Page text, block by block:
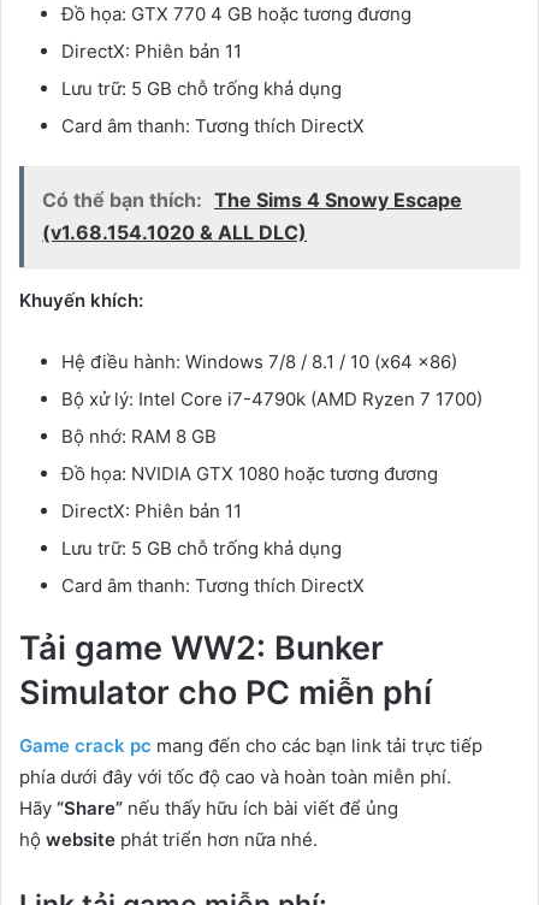
Đồ họa: GTX 770 4 GB hoặc tương đương
DirectX: Phiên bản 11
Lưu trữ: 5 GB chỗ trống khả dụng
Card âm thanh: Tương thích DirectX
Có thể bạn thích: The Sims 4 Snowy Escape
(v1.68.154.1020 & ALL DLC)
Khuyến khích:
Hệ điều hành: Windows 7/8 / 8.1 / 10 (x64 x86)
Bộ xử lý: Intel Core i7-4790k (AMD Ryzen 7 1700)
Bộ nhớ: RAM 8 GB
Đồ họa: NVIDIA GTX 1080 hoặc tương đương
DirectX: Phiên bản 11
Lưu trữ: 5 GB chỗ trống khả dụng
Card âm thanh: Tương thích DirectX
Tải game WW2: Bunker
Simulator cho PC miễn phí
Game crack pc mang đến cho các bạn link tải trực tiếp
phía dưới đây với tốc độ cao và hoàn toàn miễn phí.
Hãy “Share” nếu thấy hữu ích bài viết để ủng
hộ website phát triển hơn nữa nhé.